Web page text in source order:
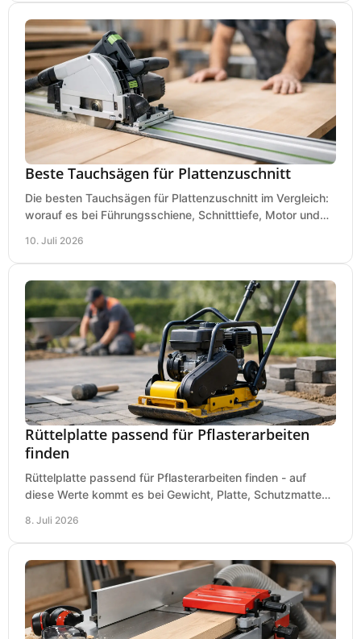
Beste Tauchsägen für Plattenzuschnitt
Die besten Tauchsägen für Plattenzuschnitt im Vergleich:
worauf es bei Führungsschiene, Schnitttiefe, Motor und
10. Juli 2026
Rüttelplatte passend für Pflasterarbeiten
finden
Rüttelplatte passend für Pflasterarbeiten finden - auf
diese Werte kommt es bei Gewicht, Platte, Schutzmatte
8. Juli 2026